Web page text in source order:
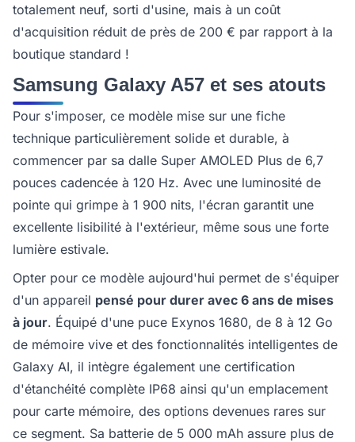
totalement neuf, sorti d'usine, mais à un coût
d'acquisition réduit de près de 200 € par rapport à la
boutique standard !
Samsung Galaxy A57 et ses atouts
Pour s'imposer, ce modèle mise sur une fiche
technique particulièrement solide et durable, à
commencer par sa dalle Super AMOLED Plus de 6,7
pouces cadencée à 120 Hz. Avec une luminosité de
pointe qui grimpe à 1 900 nits, l'écran garantit une
excellente lisibilité à l'extérieur, même sous une forte
lumière estivale.
Opter pour ce modèle aujourd'hui permet de s'équiper
d'un appareil pensé pour durer avec 6 ans de mises
à jour. Équipé d'une puce Exynos 1680, de 8 à 12 Go
de mémoire vive et des fonctionnalités intelligentes de
Galaxy AI, il intègre également une certification
d'étanchéité complète IP68 ainsi qu'un emplacement
pour carte mémoire, des options devenues rares sur
ce segment. Sa batterie de 5 000 mAh assure plus de